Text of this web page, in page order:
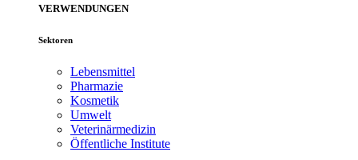
VERWENDUNGEN
Sektoren
Lebensmittel
Pharmazie
Kosmetik
Umwelt
Veterinärmedizin
Öffentliche Institute